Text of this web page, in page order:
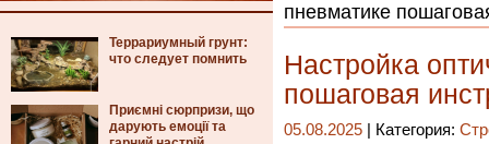
Террариумный грунт:
что следует помнить
Приємні сюрпризи, що
дарують емоції та
пневматике
Настройка
пошаговая
05.08.2025 | Категория: